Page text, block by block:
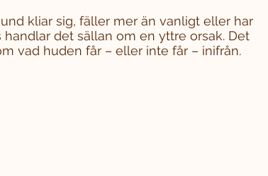
kliar sig, fäller mer än vanligt eller har
handlar det sällan om en yttre orsak. Det
vad huden får – eller inte får – inifrån.